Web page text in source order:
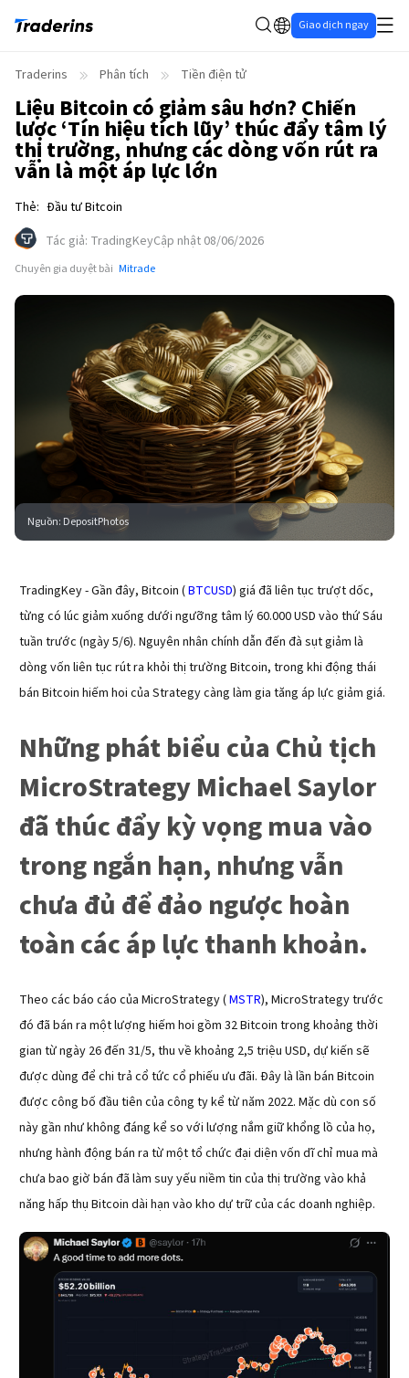
Giao dịch ngay
Traderins Phân tích Tiền điện tử
Liệu Bitcoin có giảm sâu hơn? Chiến
lược ‘Tín hiệu tích lũy’ thúc đẩy tâm lý
thị trường, nhưng các dòng vốn rút ra
vẫn là một áp lực lớn
Thẻ: Đầu tư Bitcoin
Tác giả: TradingKeyCập nhật 08/06/2026
Chuyên gia duyệt bài Mitrade
Nguồn: DepositPhotos
TradingKey - Gần đây, Bitcoin ( BTCUSD) giá đã liên tục trượt dốc,
từng có lúc giảm xuống dưới ngưỡng tâm lý 60.000 USD vào thứ Sáu
tuần trước (ngày 5/6). Nguyên nhân chính dẫn đến đà sụt giảm là
dòng vốn liên tục rút ra khỏi thị trường Bitcoin, trong khi động thái
bán Bitcoin hiếm hoi của Strategy càng làm gia tăng áp lực giảm giá.
Những phát biểu của Chủ tịch
MicroStrategy Michael Saylor
đã thúc đẩy kỳ vọng mua vào
trong ngắn hạn, nhưng vẫn
chưa đủ để đảo ngược hoàn
toàn các áp lực thanh khoản.
Theo các báo cáo của MicroStrategy ( MSTR), MicroStrategy trước
đó đã bán ra một lượng hiếm hoi gồm 32 Bitcoin trong khoảng thời
gian từ ngày 26 đến 31/5, thu về khoảng 2,5 triệu USD, dự kiến sẽ
được dùng để chi trả cổ tức cổ phiếu ưu đãi. Đây là lần bán Bitcoin
được công bố đầu tiên của công ty kể từ năm 2022. Mặc dù con số
này gần như không đáng kể so với lượng nắm giữ khổng lồ của họ,
nhưng hành động bán ra từ một tổ chức đại diện vốn dĩ chỉ mua mà
chưa bao giờ bán đã làm suy yếu niềm tin của thị trường vào khả
năng hấp thụ Bitcoin dài hạn vào kho dự trữ của các doanh nghiệp.